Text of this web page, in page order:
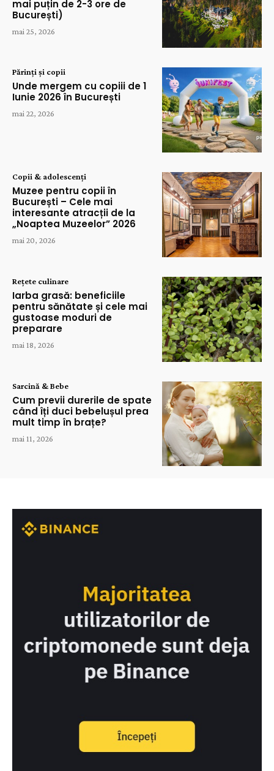
mai puțin de 2-3 ore de
București)
mai 25, 2026
Părinți și copii
Unde mergem cu copiii de 1
Iunie 2026 în București
mai 22, 2026
Copii & adolescenți
Muzee pentru copii în
București – Cele mai
interesante atracții de la
„Noaptea Muzeelor” 2026
mai 20, 2026
Rețete culinare
Iarba grasă: beneficiile
pentru sănătate și cele mai
gustoase moduri de
preparare
mai 18, 2026
Sarcină & Bebe
Cum previi durerile de spate
când îți duci bebelușul prea
mult timp în brațe?
mai 11, 2026